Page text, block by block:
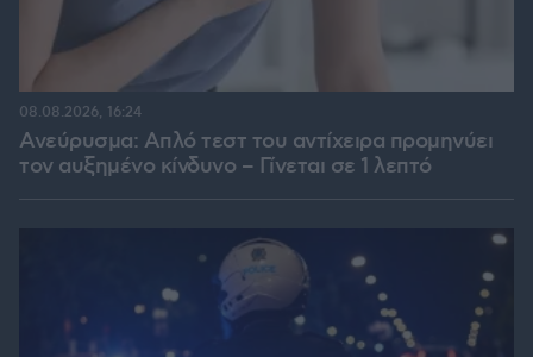
Ανεύρυσμα: Απλό τεστ του αντίχειρα προμηνύει
τον αυξημένο κίνδυνο – Γίνεται σε 1 λεπτό
08.08.2026, 16:24